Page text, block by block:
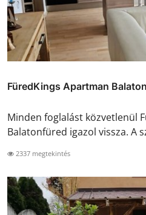
FüredKings Apartman
Minden foglalást közvetlenül
Balatonfüred igazol vissza. A
2337 megtekintés